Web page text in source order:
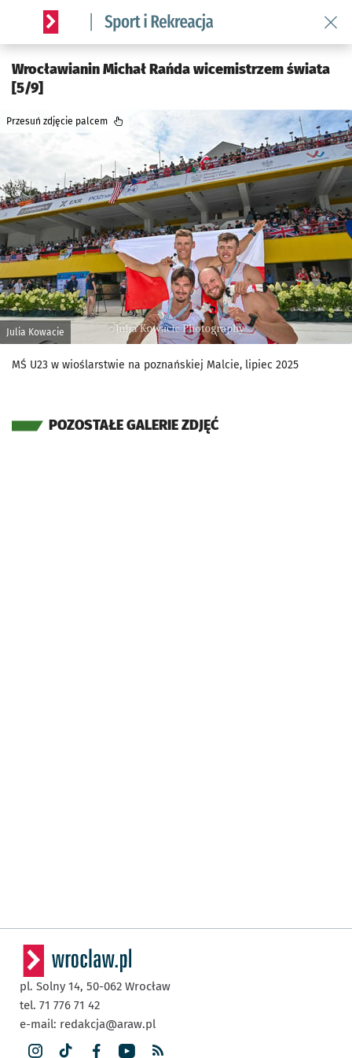
Serwis informacyjny wroclaw.pl podserwis: Sport i rekreacja
Wrocławianin Michał Rańda wicemistrzem świata
[5/9]
Julia Kowacie
Przesuń zdjęcie palcem
MŚ U23 w wioślarstwie na poznańskiej Malcie, lipiec 2025
POZOSTAŁE GALERIE ZDJĘĆ
pl. Solny 14, 50-062 Wrocław
tel. 71 776 71 42
e-mail: redakcja@araw.pl